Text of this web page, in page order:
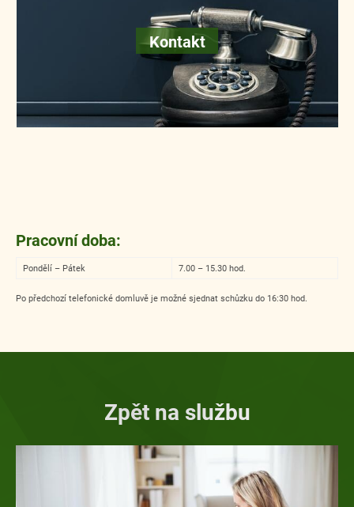
Kontakt
Pracovní doba:
Pondělí – Pátek 7.00 – 15.30 hod.
Po předchozí telefonické domluvě je možné sjednat schůzku do 16:30 hod.
Zpět na službu